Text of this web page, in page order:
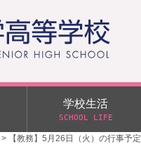
> 【教務】5月26日（火）の行事予定
学校生活
SCHOOL LIFE